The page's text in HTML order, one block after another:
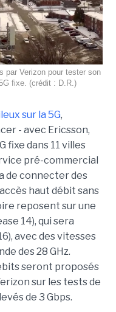
par Verizon pour tester son
fixe. (crédit : D.R.)
sur la 5G,
- avec Ericsson,
fixe dans 11 villes
pré-commercial
de connecter des
haut débit sans
reposent sur une
14), qui sera
avec des vitesses
des 28 GHz.
seront proposés
sur les tests de
de 3 Gbps.